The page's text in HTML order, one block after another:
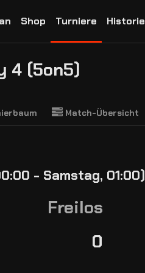
Shop Turniere Historie
4 (5on5)
Match-Übersicht
- Samstag, 01:00)
Freilos
0